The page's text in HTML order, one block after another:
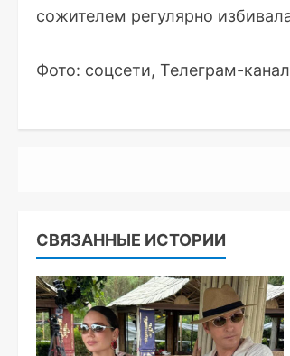
сожителем регулярно
Фото: соцсети, Телеграм-
СВЯЗАННЫЕ ИСТОРИИ